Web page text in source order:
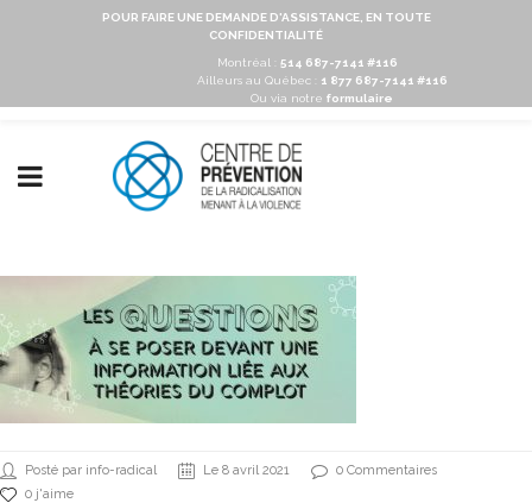
POUR FAIRE UNE DEMANDE D'ASSISTANCE, EN TOUTE
CONFIDENTIALITÉ
Montréal : 514 687-7141 #116
Ailleurs au Québec :
1 877 687-7141 #116
Ou via notre formulaire
Posté par info-radical Le 8 avril 2021
0 Commentaires
0 j'aime